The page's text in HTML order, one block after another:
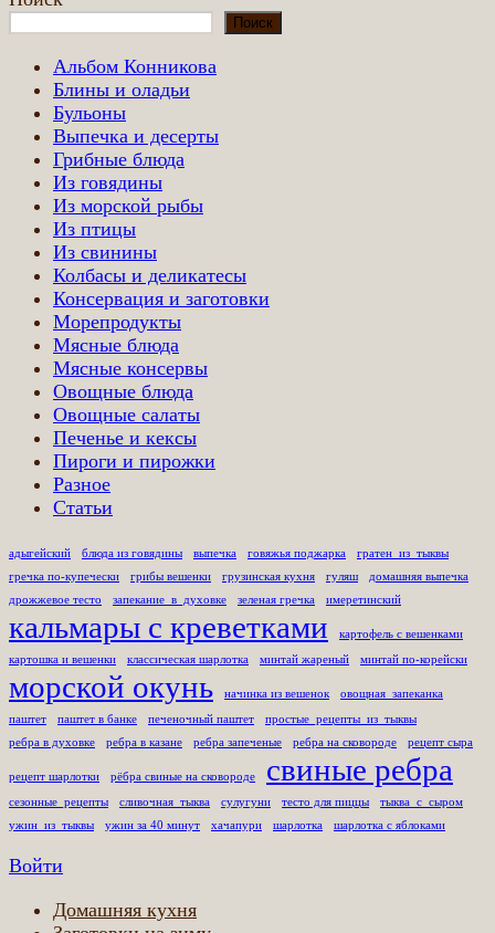
Поиск
Альбом Конникова
Блины и оладьи
Бульоны
Выпечка и десерты
Грибные блюда
Из говядины
Из морской рыбы
Из птицы
Из свинины
Колбасы и деликатесы
Консервация и заготовки
Морепродукты
Мясные блюда
Мясные консервы
Овощные блюда
Овощные салаты
Печенье и кексы
Пироги и пирожки
Разное
Статьи
адыгейский блюда из говядины выпечка говяжья поджарка
гратен_из_тыквы
гречка по-купечески
грибы вешенки грузинская кухня гуляш
домашняя выпечка
дрожжевое тесто
запекание_в_духовке зеленая гречка имеретинский
кальмары с креветками картофель с вешенками
картошка и вешенки классическая шарлотка минтай жареный минтай по-корейски
морской окунь начинка из вешенок овощная_запеканка
паштет паштет в банке печеночный паштет
простые_рецепты_из_тыквы
ребра в духовке
ребра в казане ребра запеченые ребра на сковороде рецепт сыра
рецепт шарлотки рёбра свиные на сковороде свиные ребра
сезонные_рецепты сливочная_тыква сулугуни тесто для пиццы
тыква_с_сыром
ужин_из_тыквы
ужин за 40 минут хачапури шарлотка шарлотка с яблоками
Войти
Домашняя кухня